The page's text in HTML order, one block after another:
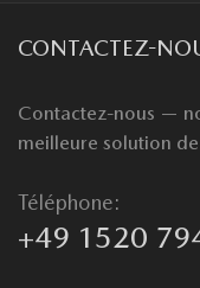
CONTACTEZ-
Contactez-nous —
meilleure solution
Téléphone:
+49 1520